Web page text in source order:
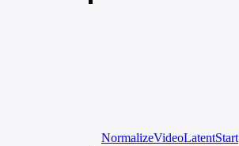
NormalizeVideoLatentStart